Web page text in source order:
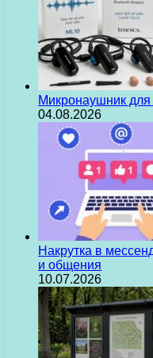
Микронаушник для
04.08.2026
Накрутка в
и общения
10.07.2026